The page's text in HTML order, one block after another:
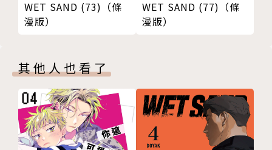
WET SAND (73)（條
漫版）
WET SAND (77)（條
漫版）
其他人也看了